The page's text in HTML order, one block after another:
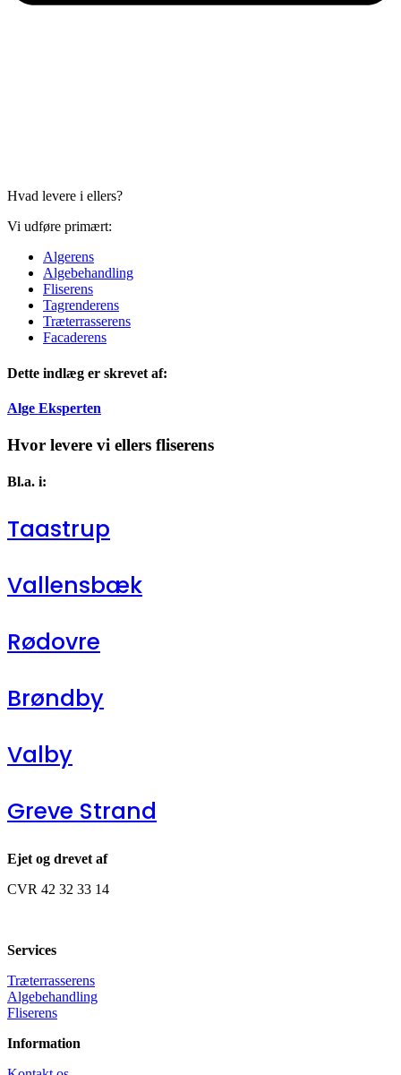
Hvad levere i ellers?
Vi udføre primært:
Algerens
Algebehandling
Fliserens
Tagrenderens
Træterrasserens
Facaderens
Dette indlæg er skrevet af:
Alge Eksperten
Hvor levere vi ellers fliserens
Bl.a. i:
Taastrup
Vallensbæk
Rødovre
Brøndby
Valby
Greve Strand
Ejet og drevet af
CVR 42 32 33 14
Services
Træterrasserens
Algebehandling
Fliserens
Information